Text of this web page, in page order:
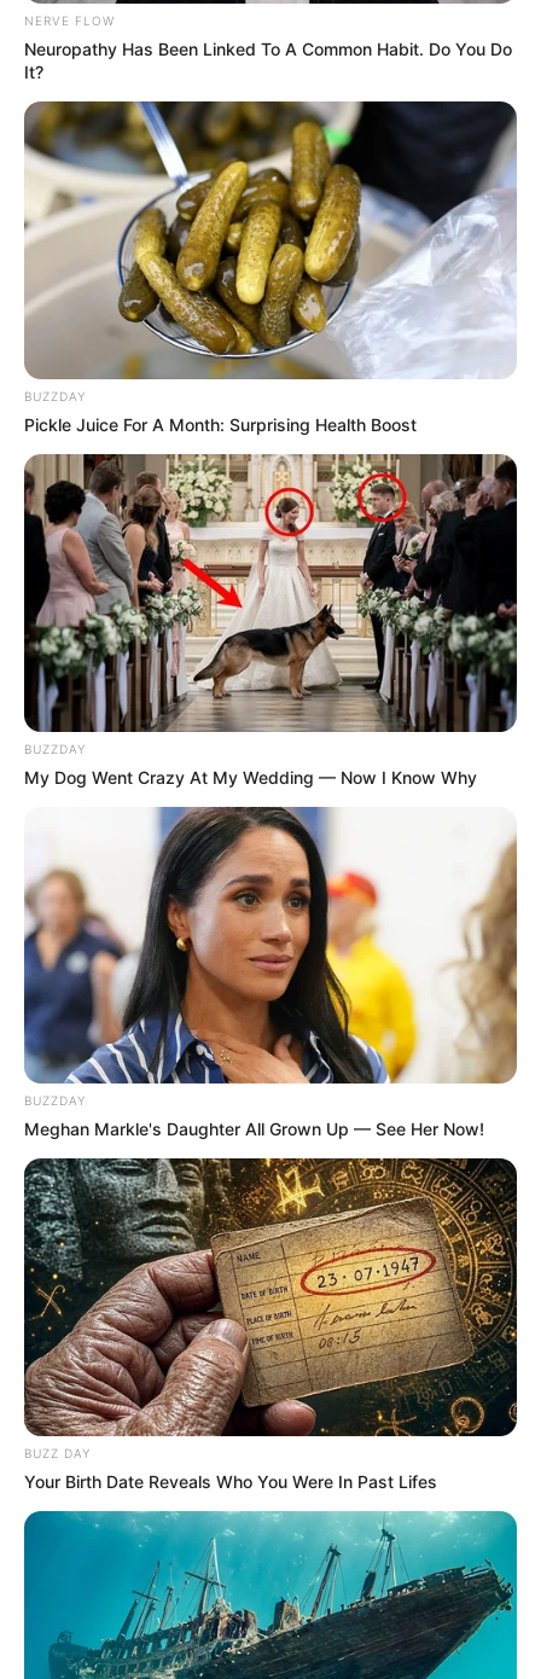
NERVE FLOW
Neuropathy Has Been Linked To A Common Habit. Do You Do
It?
BUZZDAY
Pickle Juice For A Month: Surprising Health Boost
BUZZDAY
My Dog Went Crazy At My Wedding — Now I Know Why
BUZZDAY
Meghan Markle's Daughter All Grown Up — See Her Now!
BUZZ DAY
Your Birth Date Reveals Who You Were In Past Lifes